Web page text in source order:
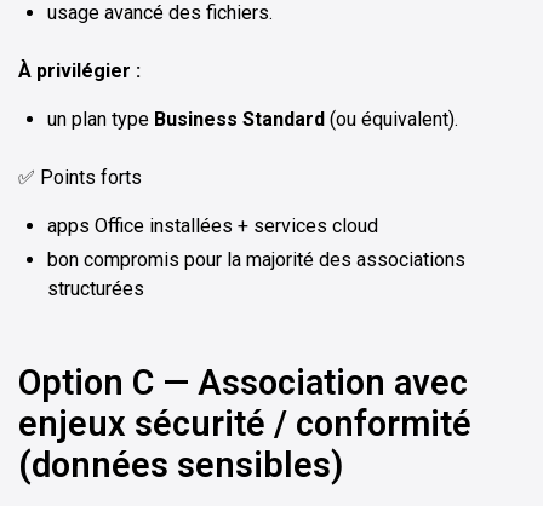
usage avancé des fichiers.
À privilégier :
un plan type Business Standard (ou équivalent).
✅ Points forts
apps Office installées + services cloud
bon compromis pour la majorité des associations
structurées
Option C — Association avec
enjeux sécurité / conformité
(données sensibles)